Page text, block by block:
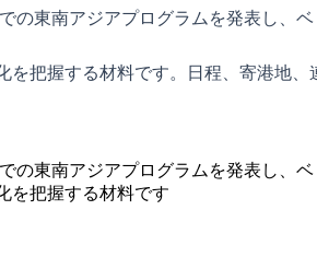
東南アジアプログラムを発表し、
把握する材料です。日程、寄港地
の東南アジアプログラムを発表し、
を把握する材料です